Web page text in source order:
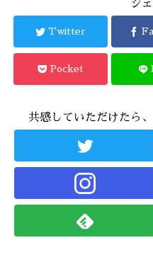
シ
Twitter
Pocket
共感していただけたら